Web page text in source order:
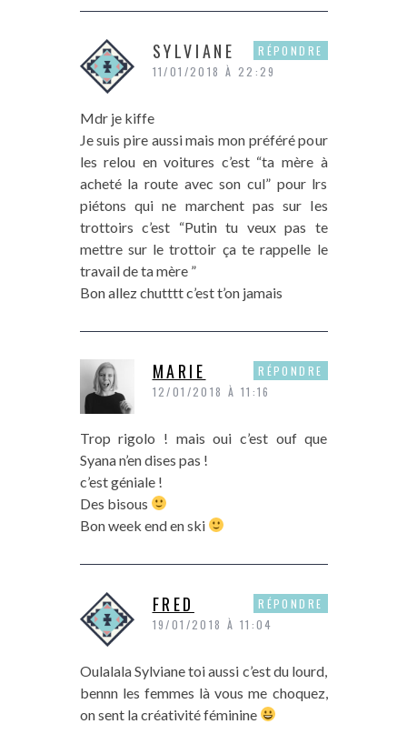
SYLVIANE
11/01/2018 À 22:29
Mdr je kiffe
Je suis pire aussi mais mon préféré pour
les relou en voitures c’est “ta mère à
acheté la route avec son cul” pour lrs
piétons qui ne marchent pas sur les
trottoirs c’est “Putin tu veux pas te
mettre sur le trottoir ça te rappelle le
travail de ta mère ”
Bon allez chutttt c’est t’on jamais
RÉPONDRE
MARIE
12/01/2018 À 11:16
Trop rigolo ! mais oui c’est ouf que
Syana n’en dises pas !
c’est géniale !
Des bisous
Bon week end en ski
RÉPONDRE
FRED
19/01/2018 À 11:04
Oulalala Sylviane toi aussi c’est du lourd,
bennn les femmes là vous me choquez,
on sent la créativité féminine
RÉPONDRE